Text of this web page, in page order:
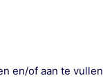
en/of aan te